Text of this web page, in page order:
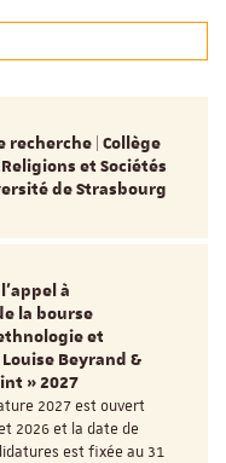
recherche | Collège
et Sociétés
de Strasbourg
à
la bourse
et
Beyrand &
» 2027
2027 est ouvert
2026 et la date de
est fixée au 31